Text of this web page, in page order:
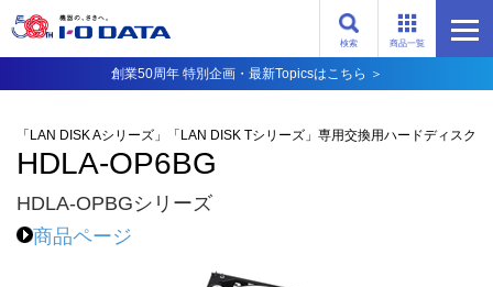
商品一覧
検索
創業50周年 特別企画・最新Topicsはこちら ＞
「LAN DISK Aシリーズ」「LAN DISK Tシリーズ」専用交換用ハードディスク
HDLA-OP6BG
HDLA-OPBGシリーズ
商品ページ